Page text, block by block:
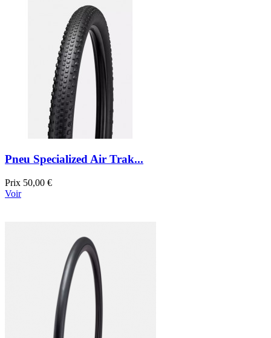
Pneu Specialized Air Trak...
Prix 50,00 €
Voir